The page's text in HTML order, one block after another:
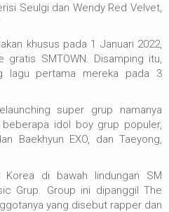
Seulgi dan Wendy Red Velvet,
khusus pada 1 Januari 2022,
SMTOWN. Disamping itu,
lagu pertama mereka pada 3
super grup namanya
idol boy grup populer,
Baekhyun EXO, dan Taeyong,
di bawah lindungan SM
Grup. Group ini dipanggil The
yang disebut rapper dan